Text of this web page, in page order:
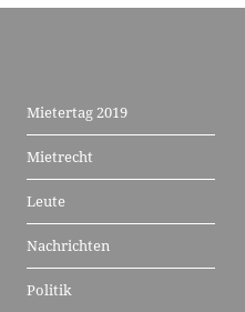
Mietertag 2019
Mietrecht
Leute
Nachrichten
Politik